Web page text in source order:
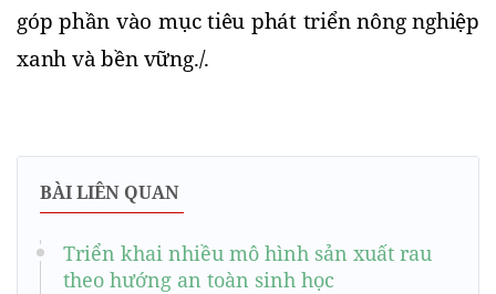
góp phần vào mục tiêu phát triển nông nghiệp
xanh và bền vững./.
BÀI LIÊN QUAN
Triển khai nhiều mô hình sản xuất rau
theo hướng an toàn sinh học